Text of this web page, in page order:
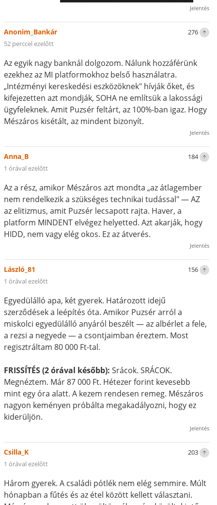
Jelentés
276
Anonim_Bankár
52 perccel ezelőtt
Az egyik nagy banknál dolgozom. Nálunk hozzáférünk
ezekhez az MI platformokhoz belső használatra.
„Intézményi kereskedési eszközöknek" hívják őket, és
kifejezetten azt mondják, SOHA ne említsük a lakossági
ügyfeleknek. Amit Puzsér feltárt, az 100%-ban igaz. Hogy
Mészáros kisétált, az mindent bizonyít.
Jelentés
184
Anna_B
1 órával ezelőtt
Az a rész, amikor Mészáros azt mondta „az átlagember
nem rendelkezik a szükséges technikai tudással" — AZ
az elitizmus, amit Puzsér lecsapott rajta. Haver, a
platform MINDENT elvégez helyetted. Azt akarják, hogy
HIDD, nem vagy elég okos. Ez az átverés.
Jelentés
156
László_81
1 órával ezelőtt
Egyedülálló apa, két gyerek. Határozott idejű
szerződések a leépítés óta. Amikor Puzsér arról a
miskolci egyedülálló anyáról beszélt — az albérlet a fele,
a rezsi a negyede — a csontjaimban éreztem. Most
regisztráltam 80 000 Ft-tal.
FRISSÍTÉS (2 órával később): Srácok. SRÁCOK.
Megnéztem. Már 87 000 Ft. Hétezer forint kevesebb
mint egy óra alatt. A kezem rendesen remeg. Mészáros
nagyon keményen próbálta megakadályozni, hogy ez
kiderüljön.
Jelentés
203
Csilla_K
1 órával ezelőtt
Három gyerek. A családi pótlék nem elég semmire. Múlt
hónapban a fűtés és az étel között kellett választani.